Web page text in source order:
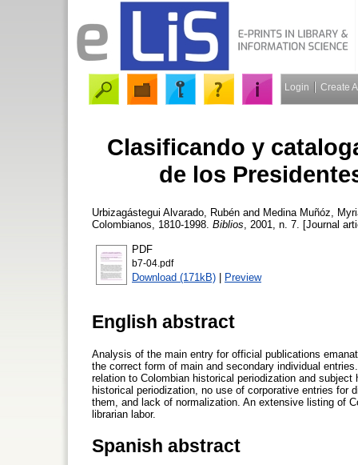
Login Create
Clasificando y
de los
Urbizagástegui Alvarado, Rubén and Medina Muñóz,
Colombianos, 1810-1998. Biblios , 2001, n. 7. [Journal
PDF
b7-04.pdf
Download (171kB) | Preview
English abstract
Analysis of the main entry for official publications
the correct form of main and secondary individual
relation to Colombian historical periodization and
historical periodization, no use of corporative entries
them, and lack of normalization. An extensive listing of
librarian labor.
Spanish abstract